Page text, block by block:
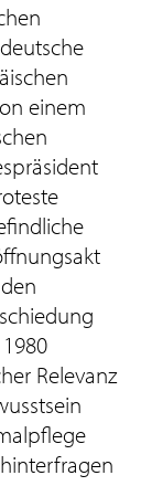
einem
Relevanz